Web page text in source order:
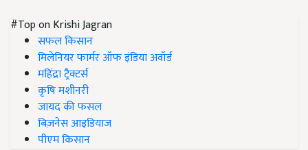
#Top on Krishi Jagran
सफल किसान
मिलेनियर फार्मर ऑफ इंडिया अवॉर्ड
महिंद्रा ट्रैक्टर्स
कृषि मशीनरी
जायद की फसल
बिज़नेस आइडियाज
पीएम किसान